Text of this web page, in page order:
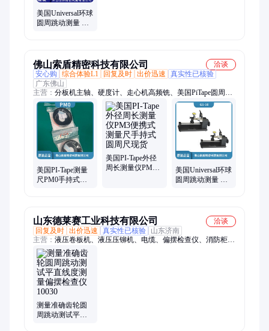
美国Universal环球
圆周跳动测量 同
佛山索盾精密科技有限公司
洽谈
安心购
综合体验L1 回复及时 出价迅速
真实性已核验
广东佛山
主营： 分板机主轴、硬度计、走心机高频铣、美国PiTape圆周
尺、CNC增速器、气动主轴
美国PI-Tape测量
尺PM0手持式周
美国PI-Tape外径
周长测量仪PM3
美国Universal环球
圆周跳动测量 同
山东德莱赛工业科技有限公司
洽谈
回复及时 出价迅速 真实性已核验
山东济南
主营： 液压卷板机、液压压铆机、电缆、偏摆检查仪、消防柜、
电磁阀、刹车片、洗车机、传感器、矿用阀芯、机车闸瓦、工业
链条、平移门电机、开关
测量准确齿轮圆
周跳动测试平直